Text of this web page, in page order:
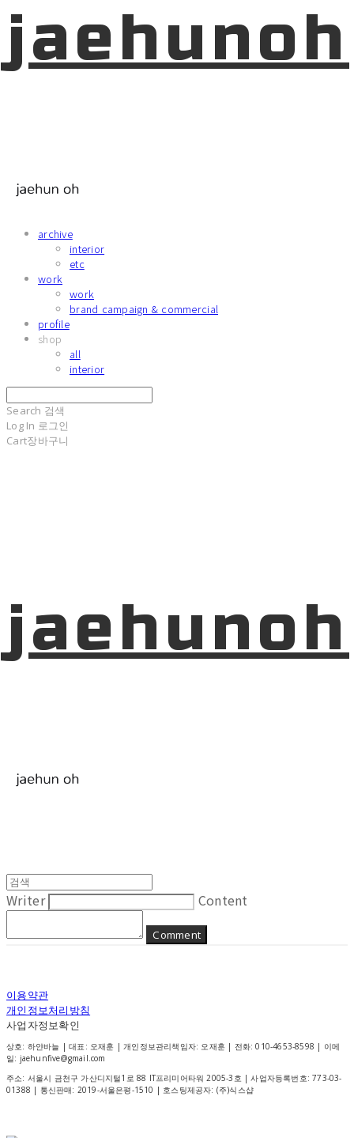
jaehunoh
archive
interior
etc
work
work
brand campaign & commercial
profile
shop
all
interior
Search 검색
Log In 로그인
Cart장바구니
jaehunoh
Writer Content
Comment
이용약관
개인정보처리방침
사업자정보확인
상호: 하얀바늘 | 대표: 오재훈 | 개인정보관리책임자: 오재훈 | 전화: 010-4653-8598 | 이메
일: jaehunfive@gmail.com
주소: 서울시 금천구 가산디지털1로 88 IT프리미어타워 2005-3호 | 사업자등록번호:773-03-
01388 | 통신판매: 2019-서울은평-1510 | 호스팅제공자: (주)식스샵